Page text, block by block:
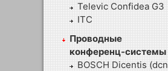
Televic Confidea G3
ITC
Проводные
конференц-системы
BOSCH Dicentis (dcn